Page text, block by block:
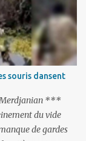
d’adhésion
non voilées
les États-Unis
terroriste» , a
souris dansent
Merdjanian ***
du vide
de gardes